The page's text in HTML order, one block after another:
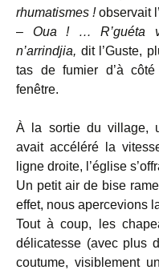
rhumatismes !observait
– Oua ! … R’guéta
n’arrindjia, dit l’Guste,
tas de fumier d’à
fenêtre.
À la sortie du village,
avait accéléré la
ligne droite, l’église
Un petit air de bise
effet, nous apercevions
Tout à coup, les
délicatesse (avec plus
coutume, visiblement